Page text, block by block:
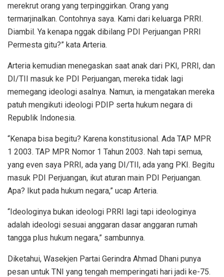
merekrut orang yang terpinggirkan. Orang yang
termarjinalkan. Contohnya saya. Kami dari keluarga PRRI.
Diambil. Ya kenapa nggak dibilang PDI Perjuangan PRRI
Permesta gitu?” kata Arteria.
Arteria kemudian menegaskan saat anak dari PKI, PRRI, dan
DI/TII masuk ke PDI Perjuangan, mereka tidak lagi
memegang ideologi asalnya. Namun, ia mengatakan mereka
patuh mengikuti ideologi PDIP serta hukum negara di
Republik Indonesia.
“Kenapa bisa begitu? Karena konstitusional. Ada TAP MPR
1 2003. TAP MPR Nomor 1 Tahun 2003. Nah tapi semua,
yang even saya PRRI, ada yang DI/TII, ada yang PKI. Begitu
masuk PDI Perjuangan, ikut aturan main PDI Perjuangan.
Apa? Ikut pada hukum negara,” ucap Arteria.
“Ideologinya bukan ideologi PRRI lagi tapi ideologinya
adalah ideologi sesuai anggaran dasar anggaran rumah
tangga plus hukum negara,” sambunnya.
Diketahui, Wasekjen Partai Gerindra Ahmad Dhani punya
pesan untuk TNI yang tengah memperingati hari jadi ke-75.